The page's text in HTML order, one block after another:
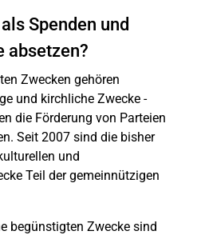
Spenden und
absetzen?
Zwecken gehören
und kirchliche Zwecke -
die Förderung von Parteien
Seit 2007 sind die bisher
und
Teil der gemeinnützigen
begünstigten Zwecke sind